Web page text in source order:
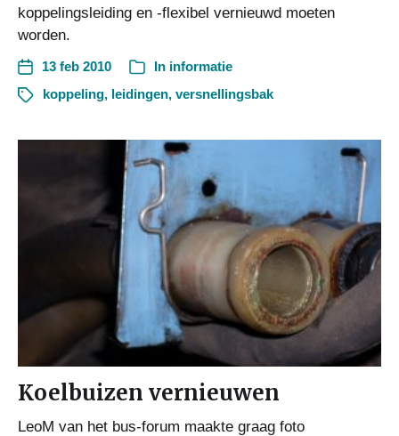
koppelingsleiding en -flexibel vernieuwd moeten
worden.
13 feb 2010 In informatie
koppeling, leidingen, versnellingsbak
Koelbuizen vernieuwen
LeoM van het bus-forum maakte graag foto